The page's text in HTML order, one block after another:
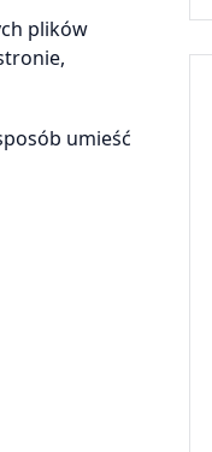
plików
umieść